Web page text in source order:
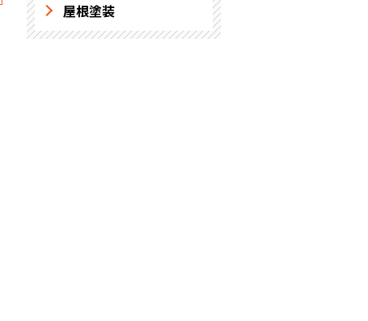
屋根塗装